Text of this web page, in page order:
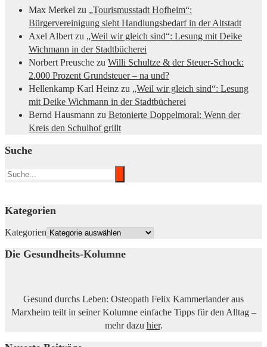
Max Merkel zu „Tourismusstadt Hofheim“:
Bürgervereinigung sieht Handlungsbedarf in der Altstadt
Axel Albert zu „Weil wir gleich sind“: Lesung mit Deike
Wichmann in der Stadtbücherei
Norbert Preusche zu Willi Schultze & der Steuer-Schock:
2.000 Prozent Grundsteuer – na und?
Hellenkamp Karl Heinz zu „Weil wir gleich sind“: Lesung
mit Deike Wichmann in der Stadtbücherei
Bernd Hausmann zu Betonierte Doppelmoral: Wenn der
Kreis den Schulhof grillt
Suche
Kategorien
Kategorien
Die Gesundheits-Kolumne
Gesund durchs Leben: Osteopath Felix Kammerlander aus
Marxheim teilt in seiner Kolumne einfache Tipps für den Alltag –
mehr dazu hier.